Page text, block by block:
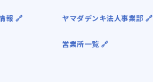
報 🔗 ヤマダデンキ法人事業部 🔗
営業所一覧 🔗